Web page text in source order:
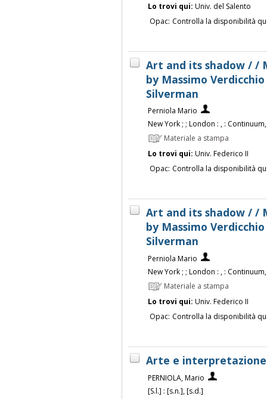
Lo trovi qui: Univ. del Salento
Opac: Controlla la disponibilità
Art and its shadow / /
by Massimo
Silverman
Perniola Mario
New York ; ; London : , :
Materiale a stampa
Lo trovi qui: Univ. Federico II
Opac: Controlla la disponibilità
Art and its shadow / /
by Massimo
Silverman
Perniola Mario
New York ; ; London : , :
Materiale a stampa
Lo trovi qui: Univ. Federico II
Opac: Controlla la disponibilità
Arte e
PERNIOLA, Mario
[S.l.] : [s.n.], [s.d.]